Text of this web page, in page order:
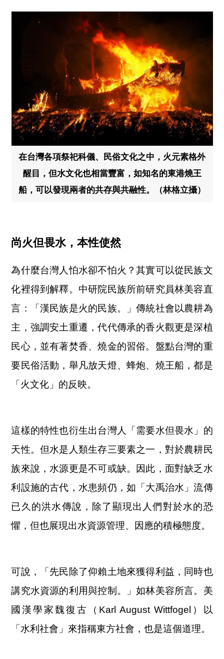
在台灣各項祭祀科儀、民俗文化之中，火元素格外
醒目，但水文化也相當豐富，如知名的東港燒王
船，可以發現兩者的共存與共融性。（林格立攝）
尚火但畏水，本性使然
為什麼台灣人怕水卻不怕火？其實可以從民族文
化裡得到解釋。中研院民族所前研究員林美容直
言：「漢民族是火的民族。」傳統社會以農耕為
主，強調安土重遷，代代傳承的香火觀更是深植
民心，並有著焚香、燒金的習俗。盤點台灣的重
要民俗活動，舉凡放天燈、蜂炮、燒王船，都是
「火文化」的反映。
這樣的特性也衍生出台灣人「需要水但畏水」的
天性。但水是人類生存三要素之一，對於農耕民
族來說，水源更是不可或缺。因此，面對缺乏水
利設施的古代，水患頻仍，如「大禹治水」流傳
已久的洪水傳說，除了顯現出人們對於水的恐
懼，但也展現出水資源管理、因應的積極態度。
可說，「先民除了仰賴土地來獲得利益，同時也
講究水資源的利用與控制。」如林美容所言。美
國漢學家魏復古（Karl August Wittfogel）以
「水利社會」來指稱東方社會，也是這個道理。